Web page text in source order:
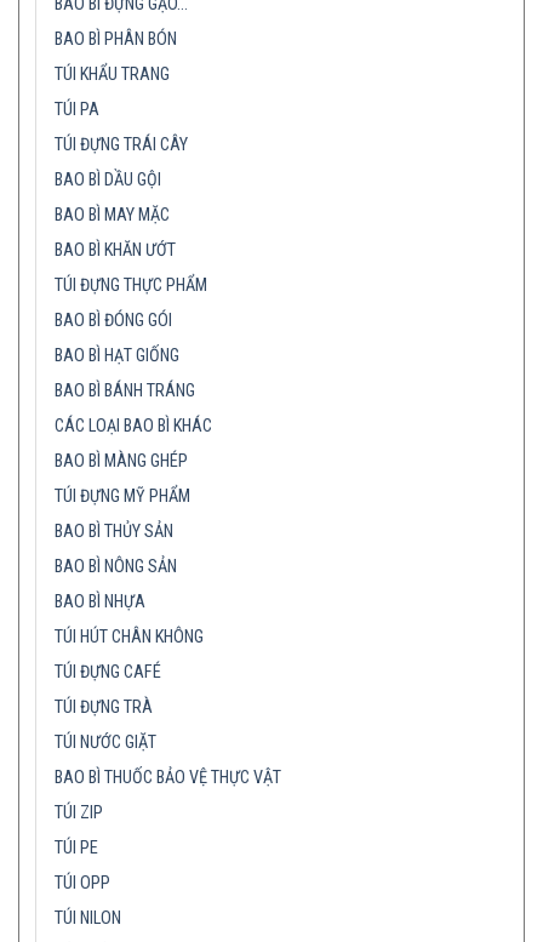
BAO BÌ ĐỰNG GẠO…
BAO BÌ PHÂN BÓN
TÚI KHẨU TRANG
TÚI PA
TÚI ĐỰNG TRÁI CÂY
BAO BÌ DẦU GỘI
BAO BÌ MAY MẶC
BAO BÌ KHĂN ƯỚT
TÚI ĐỰNG THỰC PHẨM
BAO BÌ ĐÓNG GÓI
BAO BÌ HẠT GIỐNG
BAO BÌ BÁNH TRÁNG
CÁC LOẠI BAO BÌ KHÁC
BAO BÌ MÀNG GHÉP
TÚI ĐỰNG MỸ PHẨM
BAO BÌ THỦY SẢN
BAO BÌ NÔNG SẢN
BAO BÌ NHỰA
TÚI HÚT CHÂN KHÔNG
TÚI ĐỰNG CAFÉ
TÚI ĐỰNG TRÀ
TÚI NƯỚC GIẶT
BAO BÌ THUỐC BẢO VỆ THỰC VẬT
TÚI ZIP
TÚI PE
TÚI OPP
TÚI NILON